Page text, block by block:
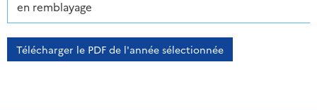
en remblayage
Télécharger le PDF de l'année sélectionnée